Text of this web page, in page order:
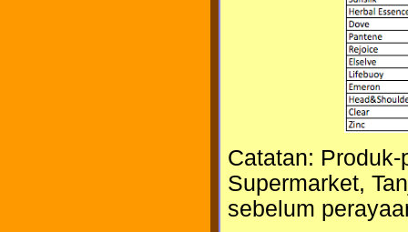
Catatan:
Supermarket,
sebelum